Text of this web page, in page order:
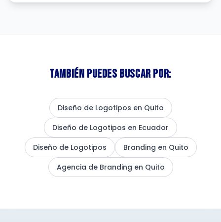
También puedes buscar por:
Diseño de Logotipos en Quito
Diseño de Logotipos en Ecuador
Diseño de Logotipos
Branding en Quito
Agencia de Branding en Quito